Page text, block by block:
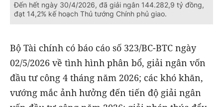
Đến hết ngày 30/4/2026, đã giải ngân 144.282,9 tỷ đồng,
đạt 14,2% kế hoạch Thủ tướng Chính phủ giao.
Bộ Tài chính có báo cáo số 323/BC-BTC ngày
02/5/2026 về tình hình phân bổ, giải ngân vốn
đầu tư công 4 tháng năm 2026; các khó khăn,
vướng mắc ảnh hưởng đến tiến độ giải ngân